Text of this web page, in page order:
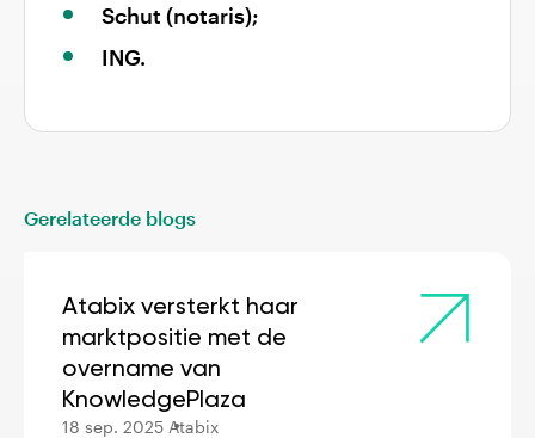
Schut (notaris);
ING.
Gerelateerde blogs
Atabix versterkt haar
marktpositie met de
overname van
KnowledgePlaza
18 sep. 2025 Atabix